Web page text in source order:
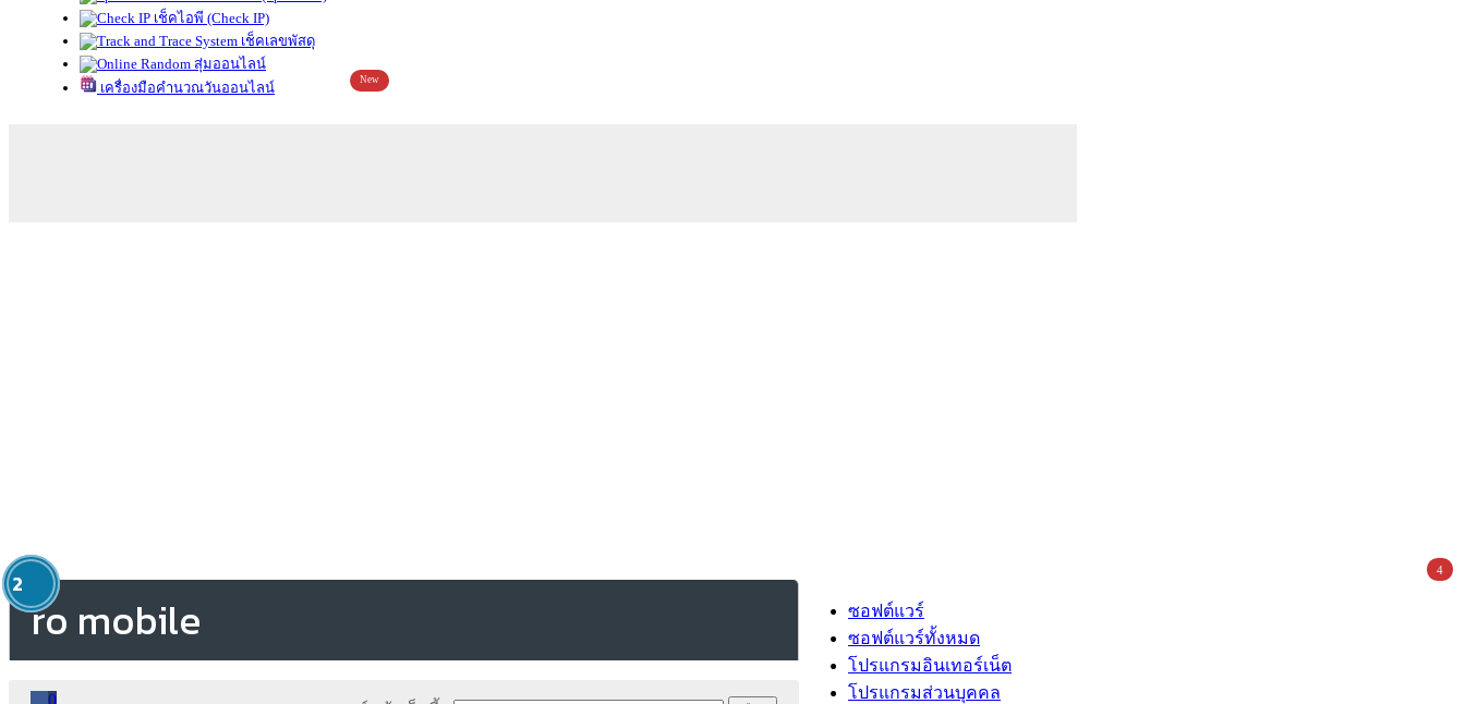
เช็คไอพี (Check IP)
เช็คเลขพัสดุ
สุ่มออนไลน์
เครื่องมือคำนวณวันออนไลน์
New
ro mobile
0
1
2
ซอฟต์แวร์
ซอฟต์แวร์ทั้งหมด
โปรแกรมอินเทอร์เน็ต
โปรแกรมส่วนบุคคล
4